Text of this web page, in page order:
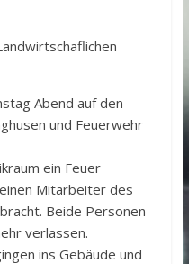
Abend auf den
und Feuerwehr
ein Feuer
Mitarbeiter des
Beide Personen
verlassen.
ins Gebäude und